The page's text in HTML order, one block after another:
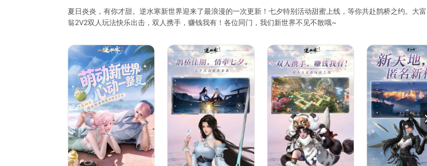
【种瓜得瓜 乐享丰收】
盛夏瓜田欢乐栽种，呼朋引伴互助浇灌，瓜熟蒂落采摘兑换，丰收好礼乐享不停
【武魂蜕变 龙纹启灵】
夏日炎炎，有你才甜。逆水寒新世界迎来了最浪漫的一次更新！七夕特别活动甜蜜上线，等你共赴鹊桥之约。大富
翁2V2双人玩法快乐出击，双人携手，赚钱我有！各位同门，我们新世界不见不散哦~